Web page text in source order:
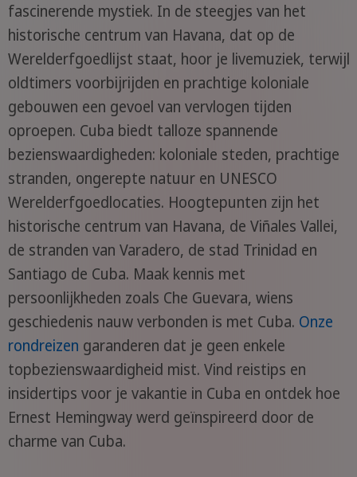
fascinerende mystiek. In de steegjes van het
historische centrum van Havana, dat op de
Werelderfgoedlijst staat, hoor je livemuziek, terwijl
oldtimers voorbijrijden en prachtige koloniale
gebouwen een gevoel van vervlogen tijden
oproepen. Cuba biedt talloze spannende
bezienswaardigheden: koloniale steden, prachtige
stranden, ongerepte natuur en UNESCO
Werelderfgoedlocaties. Hoogtepunten zijn het
historische centrum van Havana, de Viñales Vallei,
de stranden van Varadero, de stad Trinidad en
Santiago de Cuba. Maak kennis met
persoonlijkheden zoals Che Guevara, wiens
geschiedenis nauw verbonden is met Cuba. Onze
rondreizen garanderen dat je geen enkele
topbezienswaardigheid mist. Vind reistips en
insidertips voor je vakantie in Cuba en ontdek hoe
Ernest Hemingway werd geïnspireerd door de
charme van Cuba.